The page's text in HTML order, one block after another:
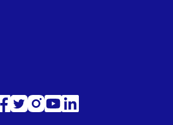
Visitez
Visitez
Visitez
Visitez
Visitez